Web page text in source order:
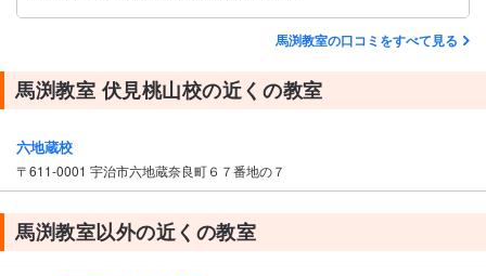
馬渕教室の口コミをすべて見る
馬渕教室 伏見桃山校の近くの教室
六地蔵校
〒611-0001 宇治市六地蔵奈良町６７番地の７
馬渕教室以外の近くの教室